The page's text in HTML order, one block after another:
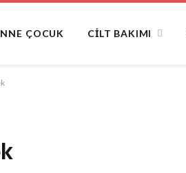
ÇOCUK CILT BAKIMI